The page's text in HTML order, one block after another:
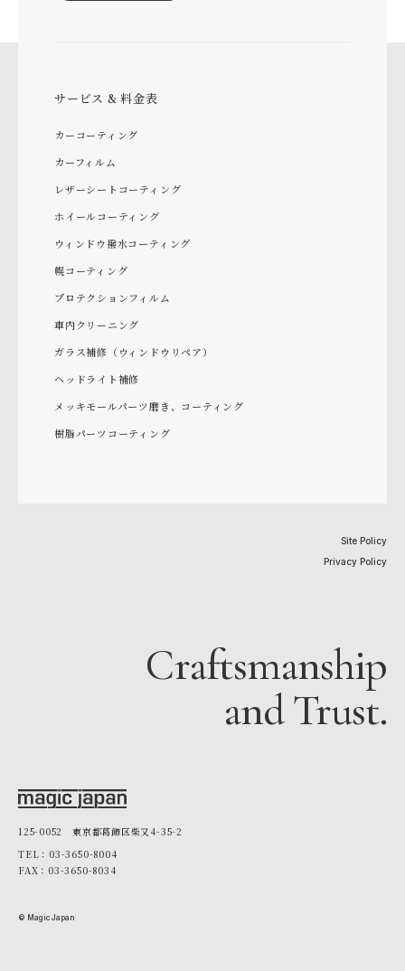
サービス & 料金表
カーコーティング
カーフィルム
レザーシートコーティング
ホイールコーティング
ウィンドウ撥水コーティング
幌コーティング
プロテクションフィルム
車内クリーニング
ガラス補修（ウィンドウリペア）
ヘッドライト補修
メッキモールパーツ磨き、コーティング
樹脂パーツコーティング
Site Policy
Privacy Policy
Craftsmanship
and Trust.
125-0052 東京都葛飾区柴又4-35-2
TEL：03-3650-8004
FAX：03-3650-8034
© Magic Japan